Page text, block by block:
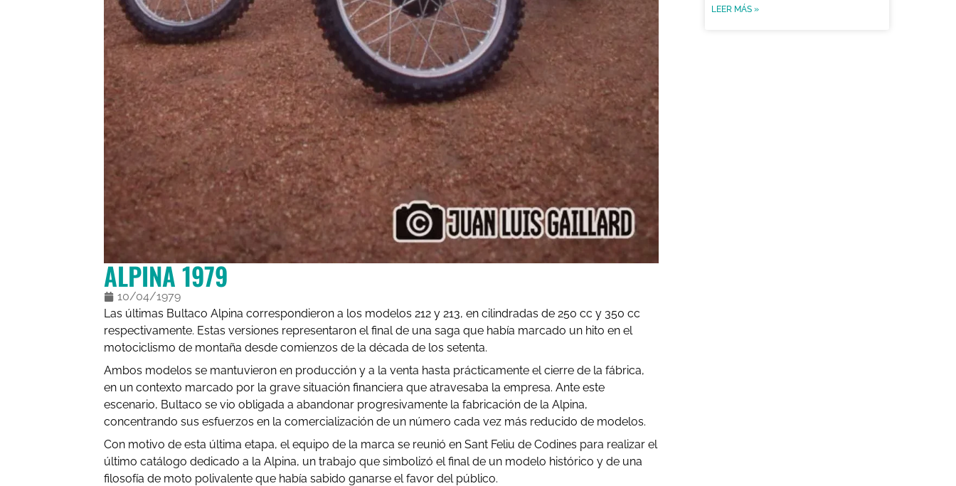
ALPINA 1979
10/04/1979
Las últimas Bultaco Alpina correspondieron a los modelos 212 y 213, en cilindradas de 250 cc y 350 cc
respectivamente. Estas versiones representaron el final de una saga que había marcado un hito en el
motociclismo de montaña desde comienzos de la década de los setenta.
Ambos modelos se mantuvieron en producción y a la venta hasta prácticamente el cierre de la fábrica,
en un contexto marcado por la grave situación financiera que atravesaba la empresa. Ante este
escenario, Bultaco se vio obligada a abandonar progresivamente la fabricación de la Alpina,
concentrando sus esfuerzos en la comercialización de un número cada vez más reducido de modelos.
Con motivo de esta última etapa, el equipo de la marca se reunió en Sant Feliu de Codines para realizar el
último catálogo dedicado a la Alpina, un trabajo que simbolizó el final de un modelo histórico y de una
filosofía de moto polivalente que había sabido ganarse el favor del público.
LEER MÁS »